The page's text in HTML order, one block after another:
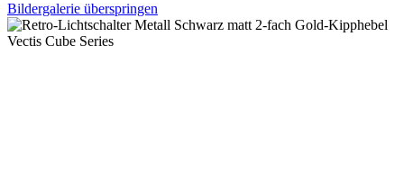
Bildergalerie überspringen